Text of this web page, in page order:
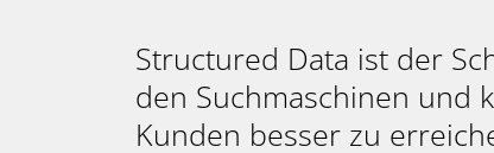
Structured Data ist der
den Suchmaschinen und
Kunden besser zu